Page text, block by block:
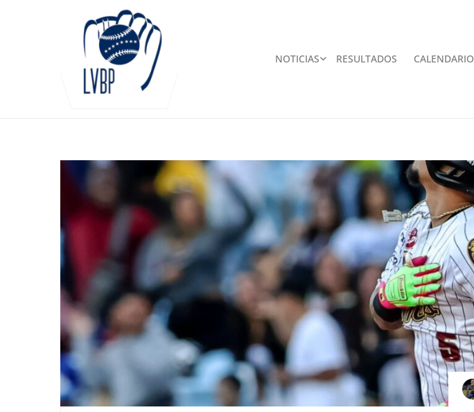
NOTICIAS RESULTADOS CALENDARIO